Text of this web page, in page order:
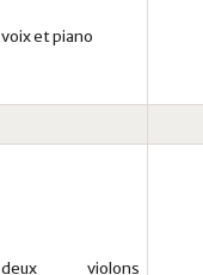
voix et piano
deux violons